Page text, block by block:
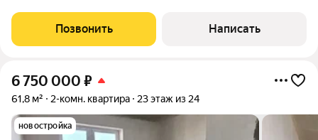
расположение на две
Позвонить Написать
6 750 000 ₽
61,8 м² 2-комн. квартира 23 этаж из 24
новостройка